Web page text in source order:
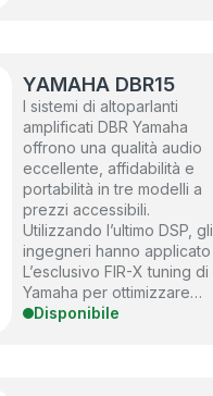
YAMAHA DBR15
I sistemi di altoparlanti
amplificati DBR Yamaha
offrono una qualità audio
eccellente, affidabilità e
portabilità in tre modelli a
prezzi accessibili.
Utilizzando l’ultimo DSP, gli
ingegneri hanno applicato
L’esclusivo FIR-X tuning di
Yamaha per ottimizzare…
Disponibile